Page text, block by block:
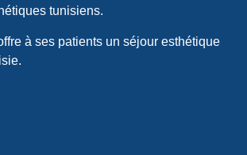
tunisiens.
à ses patients un séjour esthétique